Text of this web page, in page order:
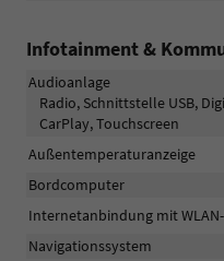
Infotainment &
Audioanlage
Radio, Schnittstelle USB,
CarPlay, Touchscreen
Außentemperaturanzeige
Bordcomputer
Internetanbindung mit
Navigationssystem